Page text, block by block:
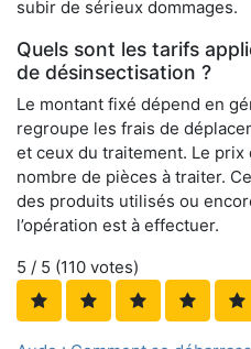
subir de sérieux dommages.
Quels sont les tarifs
de désinsectisation ?
Le montant fixé dépend en
regroupe les frais de
et ceux du traitement. Le
nombre de pièces à traiter.
des produits utilisés ou
l’opération est à effectuer.
5 / 5 (110 votes)